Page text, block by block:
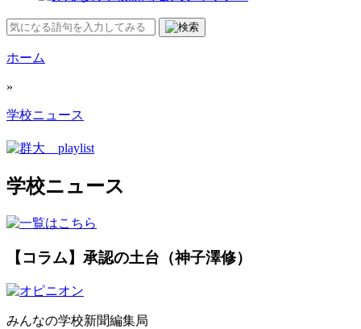
ホーム
»
学校ニュース
学校ニュース
【コラム】承認の土台（神子澤修）
みんなの学校新聞編集局